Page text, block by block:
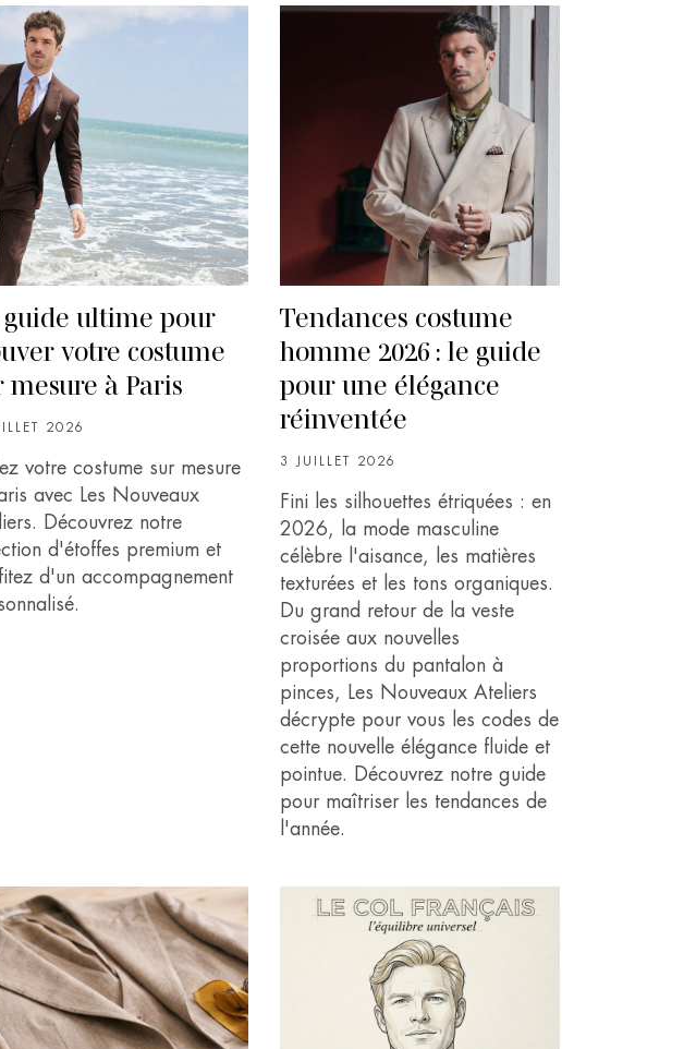
guide ultime pour
votre costume
mesure à Paris
2026
votre costume sur mesure
avec Les Nouveaux
Découvrez notre
d'étoffes premium et
d'un accompagnement
Tendances costume
homme 2026 : le guide
pour une élégance
réinventée
3 JUILLET 2026
Fini les silhouettes étriquées : en
2026, la mode masculine
célèbre l'aisance, les matières
texturées et les tons organiques.
Du grand retour de la veste
croisée aux nouvelles
proportions du pantalon à
pinces, Les Nouveaux Ateliers
décrypte pour vous les codes de
cette nouvelle élégance fluide et
pointue. Découvrez notre guide
pour maîtriser les tendances de
l'année.